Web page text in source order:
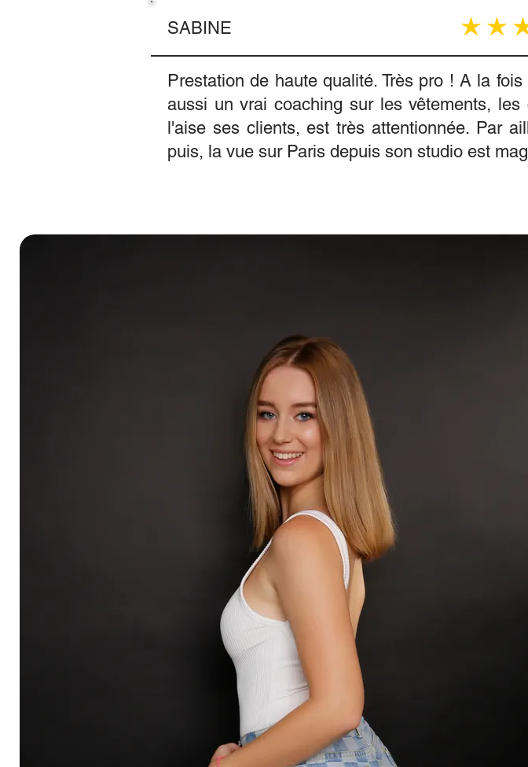
SABINE
Prestation de haute qualité. Très pro ! A la
aussi un vrai coaching sur les vêtements,
l'aise ses clients, est très attentionnée. Par
puis, la vue sur Paris depuis son studio est